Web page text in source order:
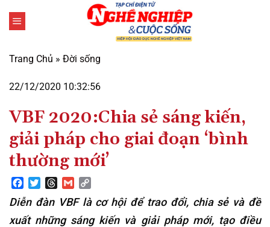
qua
dung
Trang Chủ » Đời sống
22/12/2020 10:32:56
VBF 2020:Chia sẻ sáng kiến,
giải pháp cho giai đoạn ‘bình
thường mới’
Facebook
TwitterThreads
Gmail
Diễn đàn VBF là cơ hội để trao đổi, chia sẻ và đề
xuất những sáng kiến và giải pháp mới, tạo điều